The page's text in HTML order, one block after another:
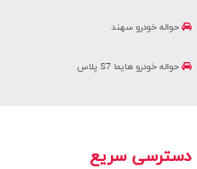
حواله خودرو سهند
حواله خودرو هایما S7 پلاس
دسترسی سریع